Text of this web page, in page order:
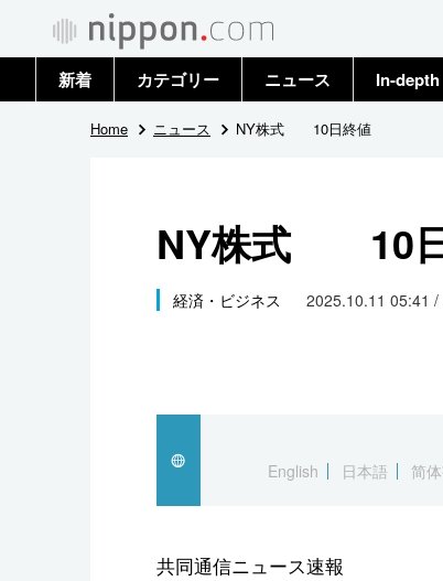
新着 カテゴリー
政治・外交
国際
科学・技術
暮らし
ニュース
トップ
In-depth
Home ニュース NY株式 10日終値
NY株式 10
経済・ビジネス 2025.10.11 05:41
English
日本語 简
共同通信ニュース速報